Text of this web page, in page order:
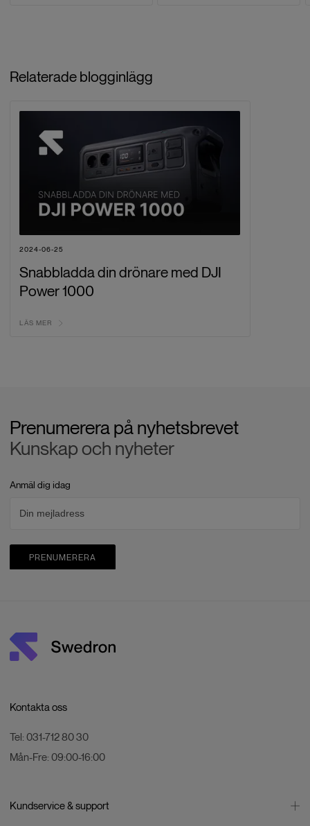
Relaterade blogginlägg
2024-06-25
Snabbladda din drönare med DJI
Power 1000
LÄS MER
Prenumerera på nyhetsbrevet
Kunskap och nyheter
Anmäl dig idag
PRENUMERERA
Kontakta oss
Tel: 031-712 80 30
Mån-Fre: 09:00-16:00
Kundservice & support